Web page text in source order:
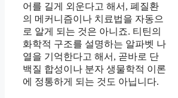
어를 길게 외운다고 해서, 폐질환
의 메커니즘이나 치료법을 자동으
로 알게 되는 것은 아니죠. 티틴의
화학적 구조를 설명하는 알파벳 나
열을 기억한다고 해서, 곧바로 단
백질 합성이나 분자 생물학적 이론
에 정통하게 되는 것도 아닙니다.